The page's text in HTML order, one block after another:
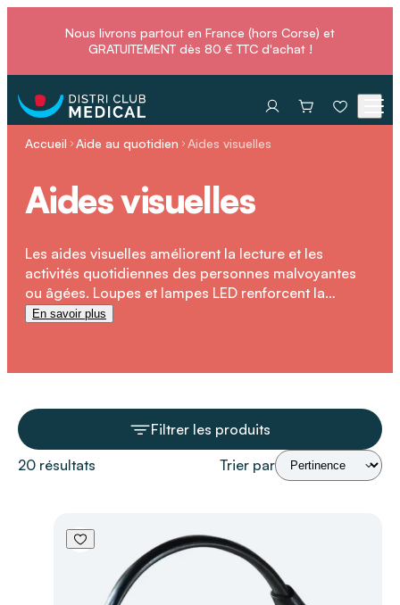
Nous livrons partout en France (hors Corse) et
GRATUITEMENT dès 80 € TTC d'achat !
Accueil Aide au quotidien Aides visuelles
Aides visuelles
Les aides visuelles améliorent la lecture et les
activités quotidiennes des personnes malvoyantes
ou âgées. Loupes et lampes LED renforcent la
visibilité, réduisent la fatigue oculaire et permettent
En savoir plus
Filtrer les produits
20 résultats Trier par